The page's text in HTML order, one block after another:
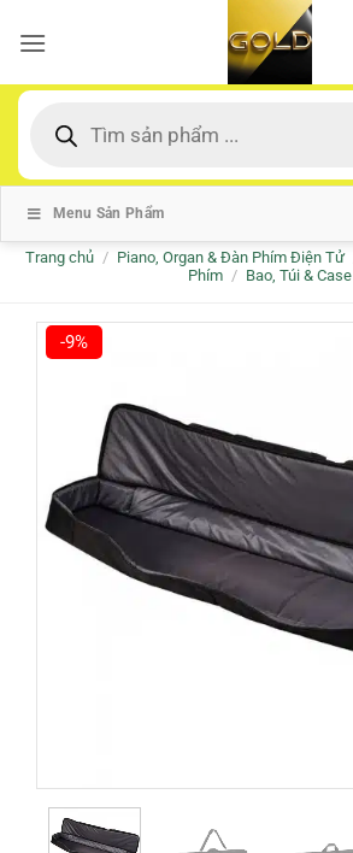
qua
dung
kiếm
Menu Sản Phẩm
Trang chủ / Piano, Organ & Đàn Phím Điện Tử
Phím / Bao, Túi & Case
-9%